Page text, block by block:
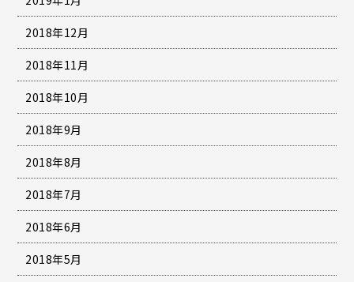
2018年12月
2018年11月
2018年10月
2018年9月
2018年8月
2018年7月
2018年6月
2018年5月